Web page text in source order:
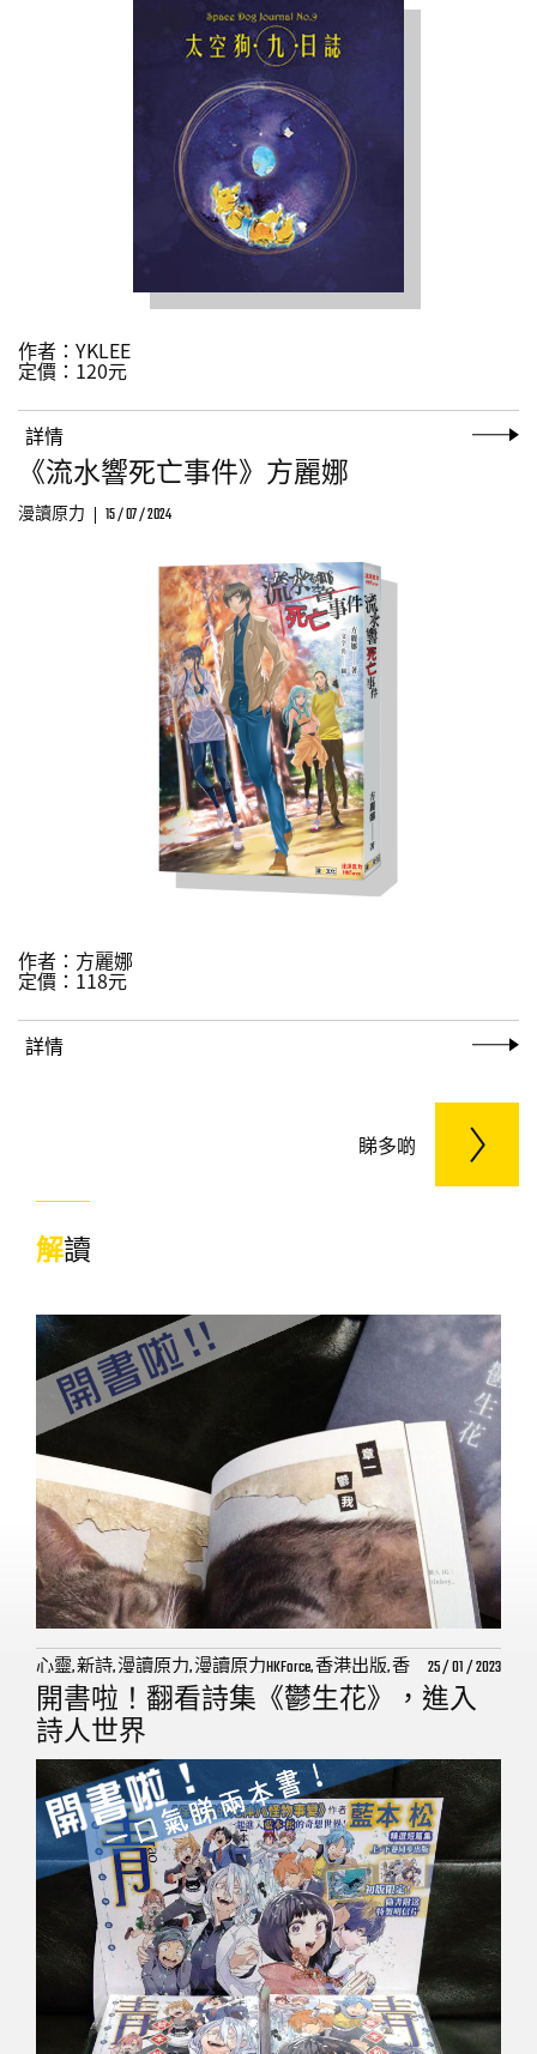
作者： YKLEE
定價： 120元
詳情
《流水響死亡事件》方麗娜
漫讀原力 15 / 07 / 2024
作者： 方麗娜
定價： 118元
詳情
睇多啲
解讀
心靈, 新詩, 漫讀原力, 漫讀原力HKForce, 香港出版, 香
港印刷, 香港原創,
25 / 01 / 2023
開書啦！翻看詩集《鬱生花》，進入
詩人世界